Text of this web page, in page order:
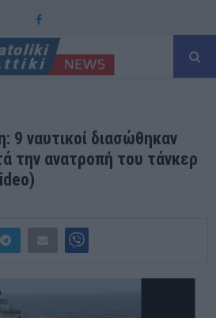
Facebook
9 ναυτικοί διασώθηκαν
την ανατροπή του τάνκερ